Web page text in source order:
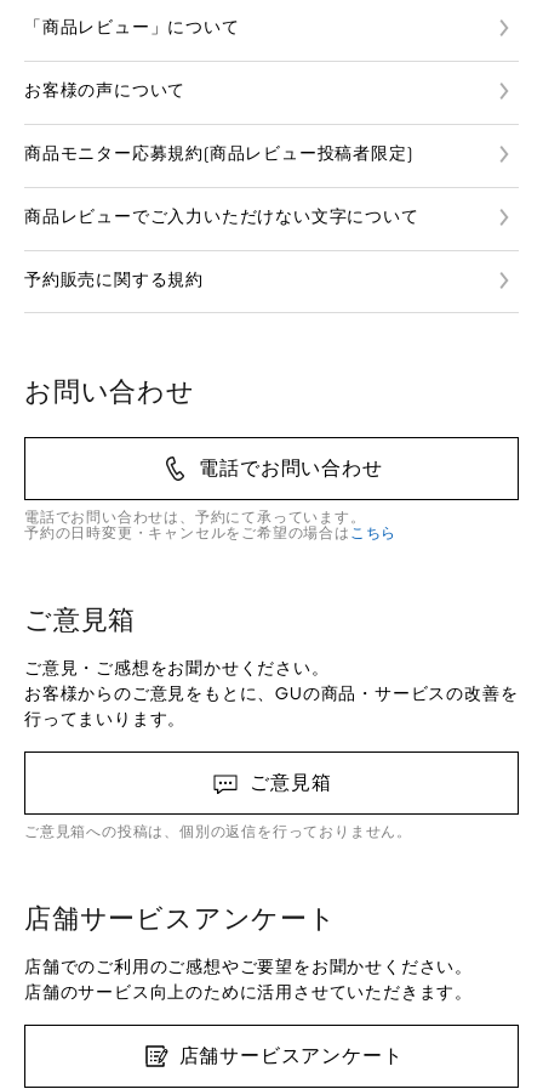
「商品レビュー」について
お客様の声について
商品モニター応募規約(商品レビュー投稿者限定)
商品レビューでご入力いただけない文字について
予約販売に関する規約
お問い合わせ
電話でお問い合わせ
電話でお問い合わせは、予約にて承っています。
予約の日時変更・キャンセルをご希望の場合は こちら
ご意見箱
ご意見・ご感想をお聞かせください。
お客様からのご意見をもとに、GUの商品・サービスの改善を
行ってまいります。
ご意見箱
ご意見箱への投稿は、個別の返信を行っておりません。
店舗サービスアンケート
店舗でのご利用のご感想やご要望をお聞かせください。
店舗のサービス向上のために活用させていただきます。
店舗サービスアンケート